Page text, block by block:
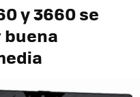
y 3660 se